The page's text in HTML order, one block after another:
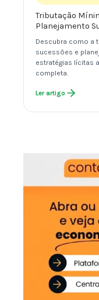
Tributação
Planejamento
Descubra como a
sucessões e
estratégias lícitas
completa.
Ler artigo